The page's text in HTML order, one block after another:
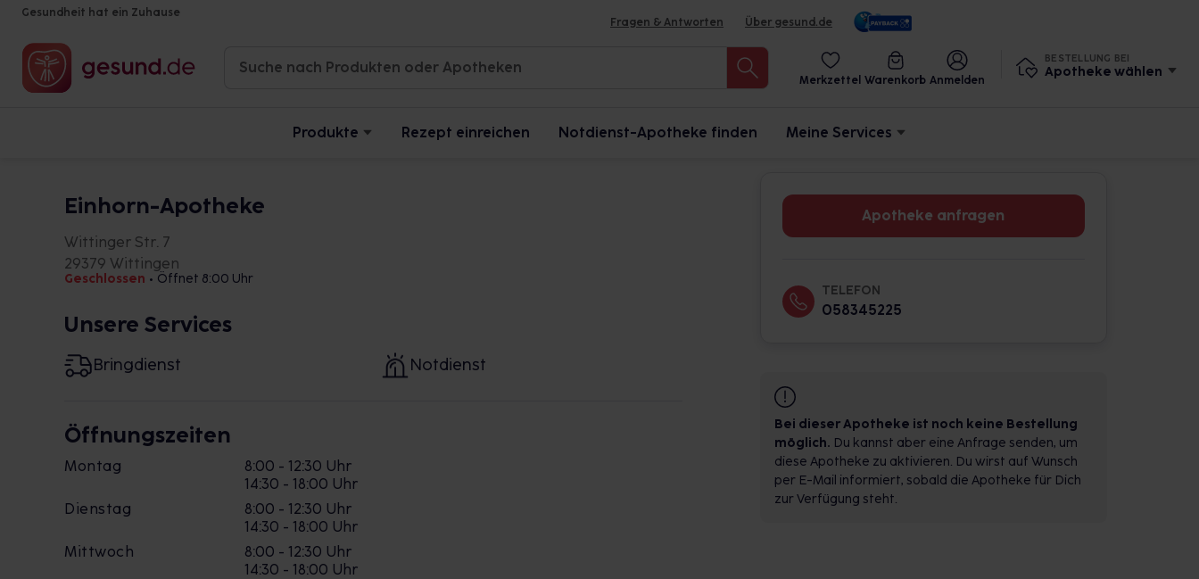
Gesundheit hat ein Zuhause
Fragen & Antworten Über gesund.de
Merkzettel Warenkorb Anmelden
BESTELLUNG BEI
Apotheke wählen
Produkte Rezept einreichen Notdienst-Apotheke finden Meine Services
Einhorn-Apotheke
Wittinger Str. 7
29379 Wittingen
Geschlossen • Öffnet 8:00 Uhr
Unsere Services
Bringdienst Notdienst
Öffnungszeiten
Montag
8:00 - 12:30 Uhr
14:30 - 18:00 Uhr
Dienstag
8:00 - 12:30 Uhr
14:30 - 18:00 Uhr
Mittwoch
8:00 - 12:30 Uhr
14:30 - 18:00 Uhr
Apotheke anfragen
TELEFON
058345225
Bei dieser Apotheke ist noch keine Bestellung
möglich. Du kannst aber eine Anfrage senden, um
diese Apotheke zu aktivieren. Du wirst auf Wunsch
per E-Mail informiert, sobald die Apotheke für Dich
zur Verfügung steht.